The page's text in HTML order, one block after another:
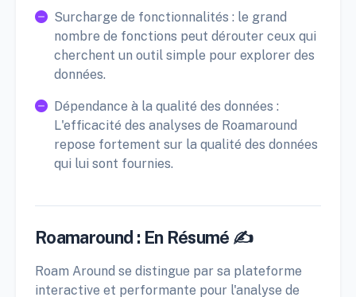
Surcharge de fonctionnalités : le grand
nombre de fonctions peut dérouter ceux qui
cherchent un outil simple pour explorer des
données.
Dépendance à la qualité des données :
L'efficacité des analyses de Roamaround
repose fortement sur la qualité des données
qui lui sont fournies.
Roamaround : En Résumé ✍️
Roam Around se distingue par sa plateforme
interactive et performante pour l'analyse de